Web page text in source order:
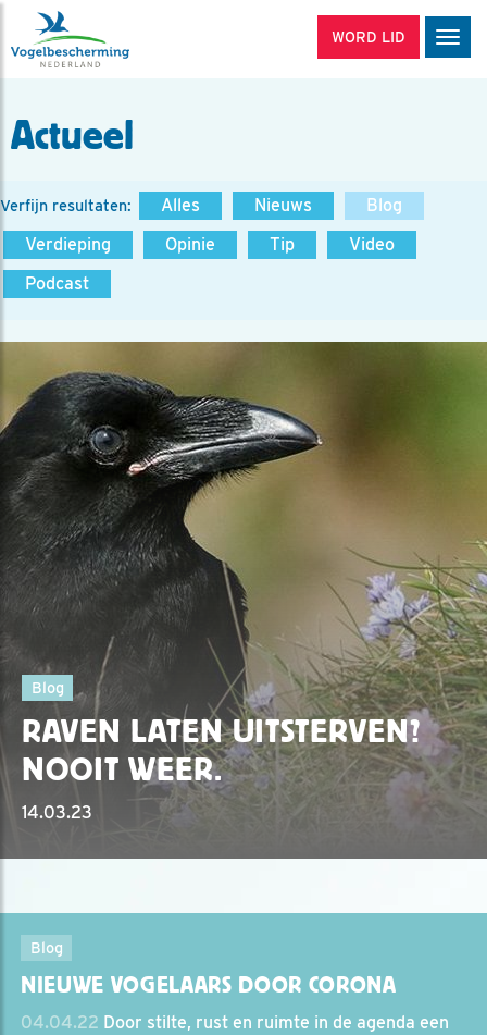
WORD LID
Actueel
Verfijn resultaten: Alles Nieuws
Blog
Verdieping
Opinie Tip
Video
Podcast
Blog
RAVEN LATEN UITSTERVEN?
NOOIT WEER.
14.03.23
Blog
NIEUWE VOGELAARS DOOR CORONA
04.04.22 Door stilte, rust en ruimte in de agenda een